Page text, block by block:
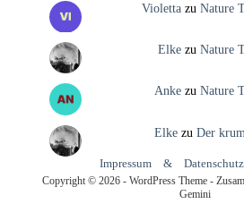
Violettazu Nature
Elkezu Nature
Ankezu Nature
Elkezu Der
Impressum &
Copyright © 2026 - WordPress Theme -
Gemini